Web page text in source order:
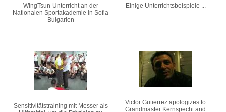
WingTsun-Unterricht an der
Nationalen Sportakademie in Sofia
Bulgarien
Einige Unterrichtsbeispiele ...
Sensitivitätstraining mit Messer als
Victor Gutierrez apologizes to
Grandmaster Kernspecht and